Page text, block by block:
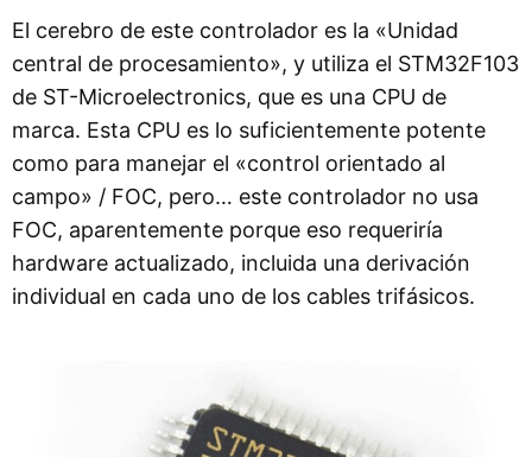
El cerebro de este controlador es la «Unidad
central de procesamiento», y utiliza el STM32F103
de ST-Microelectronics, que es una CPU de
marca. Esta CPU es lo suficientemente potente
como para manejar el «control orientado al
campo» / FOC, pero… este controlador no usa
FOC, aparentemente porque eso requeriría
hardware actualizado, incluida una derivación
individual en cada uno de los cables trifásicos.